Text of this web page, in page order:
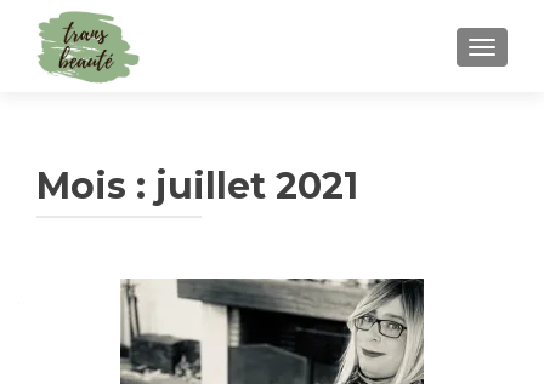
Mois : juillet 2021